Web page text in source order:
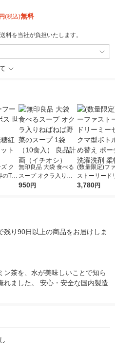
円(税込)無料
料を当社が負担いたします。
ク
のTE
紅茶
無印良品 大袋 食べる
スープ オクラ入りね
ばねば野菜のスープ 1
950円
(数量限定)フ
ストーリード
セットクマ型
3,780円
り90日以上の商品をお届けしま
茶を、水が美味しいことで知ら
れました。 安心・安全な国内製造